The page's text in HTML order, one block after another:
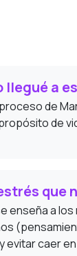
llegué a
de
de
que
enseña a
evitar caer